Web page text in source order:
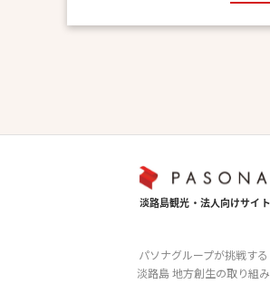
パソナグループが挑戦する
淡路島 地方創生の取り組み